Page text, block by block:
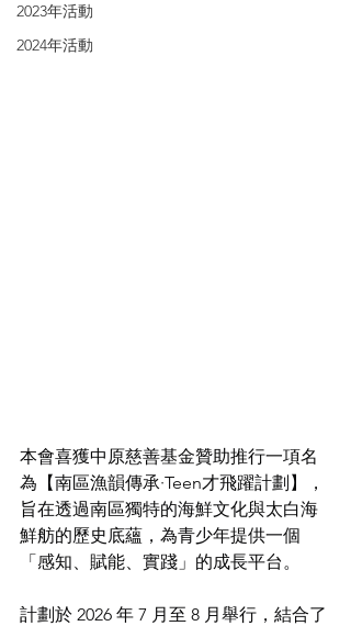
2023年活動
2024年活動
本會喜獲中原慈善基金贊助推行一項名
為【南區漁韻傳承·Teen才飛躍計劃】，
旨在透過南區獨特的海鮮文化與太白海
鮮舫的歷史底蘊，為青少年提供一個
「感知、賦能、實踐」的成長平台。
計劃於 2026 年 7 月至 8 月舉行，結合了